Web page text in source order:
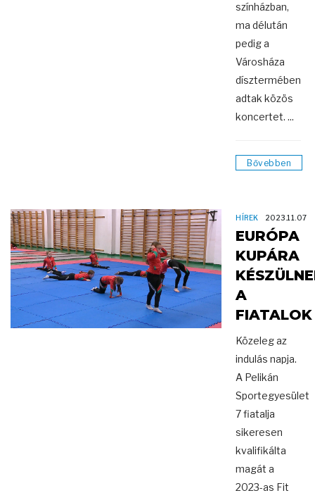
színházban,
ma délután
pedig a
Városháza
dísztermében
adtak közös
koncertet. ...
Bővebben
HÍREK 2023.11.07
EURÓPA
KUPÁRA
A
FIATALOK
Közeleg az
indulás napja.
A Pelikán
Sportegyesület
7 fiatalja
sikeresen
kvalifikálta
magát a
2023-as Fit